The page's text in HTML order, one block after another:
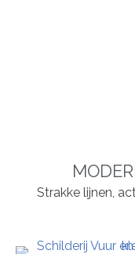
Strakke lijnen,